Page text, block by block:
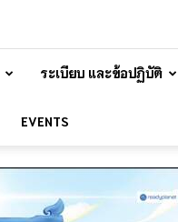
ระเบียบ และข้อปฏิบัติ
EVENTS